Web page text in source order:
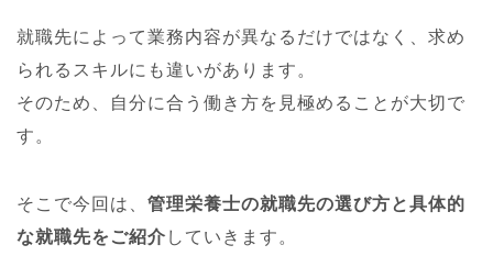
k
就職先によって業務内容が異なるだけではなく、求め
られるスキルにも違いがあります。
そのため、自分に合う働き方を見極めることが大切で
す。
そこで今回は、 管理栄養士の就職先の選び方と具体的
な就職先をご紹介 していきます。